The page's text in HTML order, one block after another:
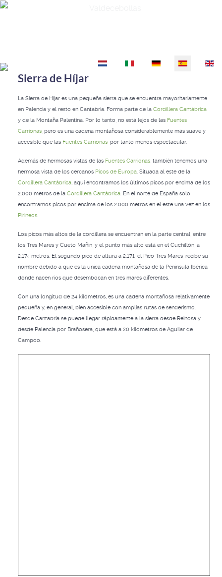
Seleccione su idioma
Sierra de Híjar
La Sierra de Híjar es una pequeña sierra que se encuentra mayoritariamente
en Palencia y el resto en Cantabria. Forma parte de la Cordillera Cantábrica
y de la Montaña Palentina. Por lo tanto, no está lejos de las Fuentes
Carrionas, pero es una cadena montañosa considerablemente más suave y
accesible que las Fuentes Carrionas, por tanto menos espectacular.
Además de hermosas vistas de las Fuentes Carrionas, también tenemos una
hermosa vista de los cercanos Picos de Europa. Situada al este de la
Cordillera Cantábrica, aquí encontramos los últimos picos por encima de los
2.000 metros de la Cordillera Cantábrica. En el norte de España solo
encontramos picos por encima de los 2.000 metros en el este una vez en los
Pirineos.
Los picos más altos de la cordillera se encuentran en la parte central, entre
los Tres Mares y Cueto Mañin, y el punto más alto está en el Cuchillón, a
2.174 metros. El segundo pico de altura a 2.171, el Pico Tres Mares, recibe su
nombre debido a que es la única cadena montañosa de la Península Ibérica
donde nacen ríos que desembocan en tres mares diferentes.
Con una longitud de 24 kilómetros, es una cadena montañosa relativamente
pequeña y, en general, bien accesible con amplias rutas de senderismo.
Desde Cantabria se puede llegar rápidamente a la sierra desde Reinosa y
desde Palencia por Brañosera, que está a 20 kilómetros de Aguilar de
Campoo.